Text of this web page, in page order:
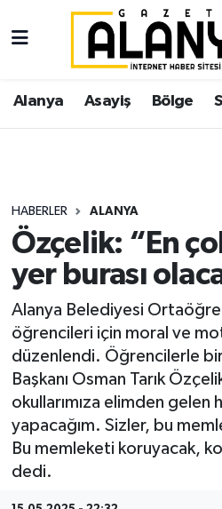
Alanya Asayiş Bölge
HABERLER ALANYA
Özçelik: “En
yer burası
Alanya Belediyesi
öğrencileri için moral ve
düzenlendi. Öğrencilerle
Başkanı Osman Tarık
okullarımıza elimden gelen
yapacağım. Sizler, bu
Bu memleketi koruyacak,
dedi.
Alanya
Asayiş
Siyaset
Spor
Ekonomi
Gazipaşa
İstanbul Nöbetçi
İstanbul Hava Durumu
Süper Lig Puan Durumu
Tüm Manşetler
Haber Arşivi